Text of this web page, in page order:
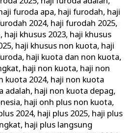
furoda apa, haji furodah, haji
2024, haji furodah 2025,
, haji khusus 2023, haji khusus
, haji khusus non kuota, haji
, haji kuota dan non kuota,
, haji non kuota, haji non
kuota 2024, haji non kuota
adalah, haji non kuota depag,
, haji onh plus non kuota,
2024, haji plus 2025, haji plus
, haji plus langsung